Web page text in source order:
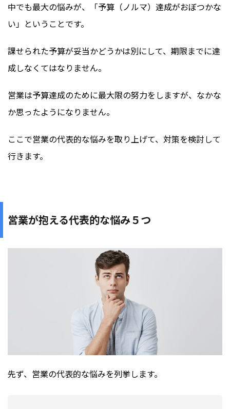
中でも最大の悩みが、「予算（ノルマ）達成がおぼつかな
い」ということです。
課せられた予算が妥当かどうかは別にして、期限までに達
成しなくてはなりません。
営業は予算達成のために最大限の努力をしますが、なかな
か思ったようになりません。
ここで営業の代表的な悩みを取り上げて、対策を検討して
行きます。
営業が抱える代表的な悩み５つ
先ず、営業の代表的な悩みを列挙します。